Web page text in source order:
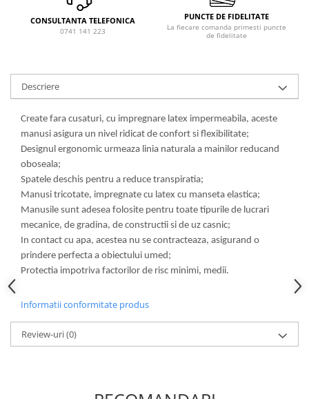
CONSULTANTA TELEFONICA
0741 141 223
PUNCTE DE FIDELITATE
La fiecare comanda primesti puncte
de fidelitate
Descriere
Create fara cusaturi, cu impregnare latex impermeabila, aceste
manusi asigura un nivel ridicat de confort si flexibilitate;
Designul ergonomic urmeaza linia naturala a mainilor reducand
oboseala;
Spatele deschis pentru a reduce transpiratia;
Manusi tricotate, impregnate cu latex cu manseta elastica;
Manusile sunt adesea folosite pentru toate tipurile de lucrari
mecanice, de gradina, de constructii si de uz casnic;
In contact cu apa, acestea nu se contracteaza, asigurand o
prindere perfecta a obiectului umed;
Protectia impotriva factorilor de risc minimi, medii.
Informatii conformitate produs
Review-uri(0)